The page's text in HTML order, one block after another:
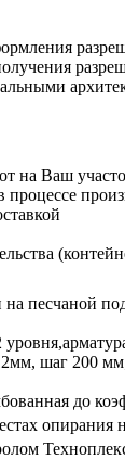
на Ваш
на песчаной
шаг 200
до